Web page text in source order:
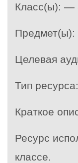
Класс(ы): —
Целевая
Тип
Краткое
Ресурс
классе.